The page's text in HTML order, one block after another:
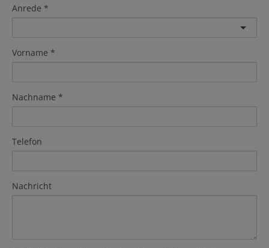
Anrede
Vorname
Nachname
Telefon
Nachricht